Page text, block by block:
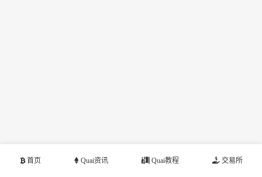
首页 Quai资讯 Quai教程 交易所